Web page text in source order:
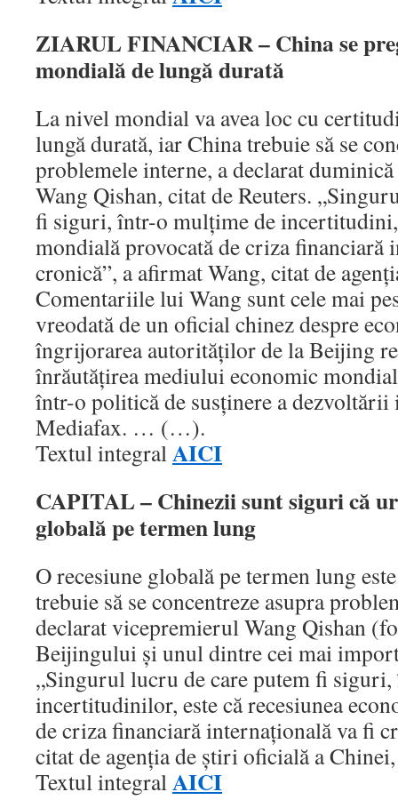
ZIARUL FINANCIAR – China se
mondială de lungă durată
La nivel mondial va avea loc cu
lungă durată, iar China trebuie să se
problemele interne, a declarat
Wang Qishan, citat de Reuters.
fi siguri, într-o mulţime de incertitudini,
mondială provocată de criza financiară
cronică”, a afirmat Wang, citat de
Comentariile lui Wang sunt cele mai
vreodată de un oficial chinez despre
îngrijorarea autorităţilor de la Beijing
înrăutăţirea mediului economic
într-o politică de susţinere a dezvoltării
Mediafax. … (…).
Textul integralAICI
CAPITAL – Chinezii sunt siguri că
globală pe termen lung
O recesiune globală pe termen lung
trebuie să se concentreze asupra
declarat vicepremierul Wang Qishan
Beijingului și unul dintre cei mai
„Singurul lucru de care putem fi
incertitudinilor, este că recesiunea
de criza financiară internațională va fi
citat de agenția de știri oficială a
Textul integralAICI